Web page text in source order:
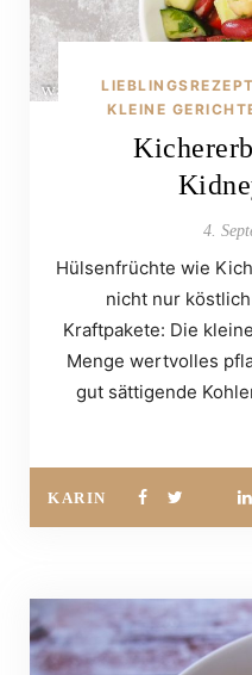
KLEINE
4.
Hülsenfrüchte wie
nicht nur
Kraftpakete: Die
Menge wertvolles
gut sättigende
KARIN